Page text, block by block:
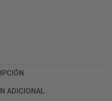
ADICIONAL